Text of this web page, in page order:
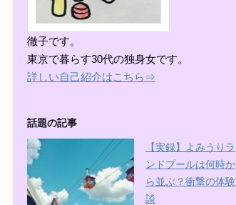
徹子です。
東京で暮らす30代の独身女です。
詳しい自己紹介はこちら⇒
話題の記事
【実録】よみうりラ
ンドプールは何時か
ら並ぶ？衝撃の体験
談